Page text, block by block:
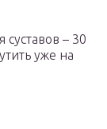
– 30
уже на